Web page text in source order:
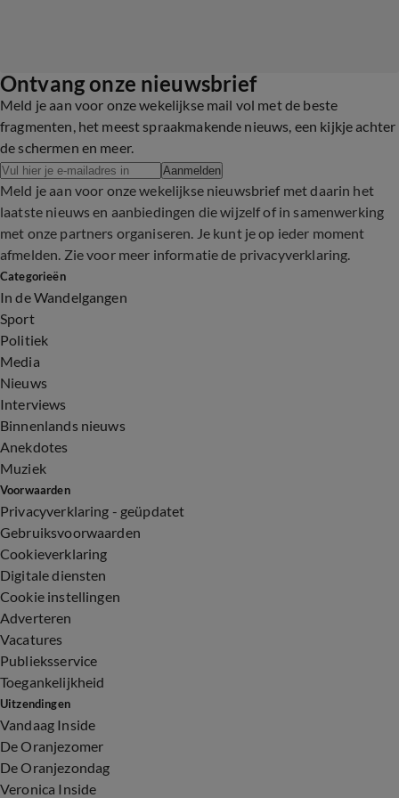
Ontvang onze nieuwsbrief
Meld je aan voor onze wekelijkse mail vol met de beste
fragmenten, het meest spraakmakende nieuws, een kijkje achter
de schermen en meer.
Aanmelden
Meld je aan voor onze wekelijkse nieuwsbrief met daarin het
laatste nieuws en aanbiedingen die wijzelf of in samenwerking
met onze partners organiseren. Je kunt je op ieder moment
afmelden. Zie voor meer informatie de privacyverklaring.
Categorieën
In de Wandelgangen
Sport
Politiek
Media
Nieuws
Interviews
Binnenlands nieuws
Anekdotes
Muziek
Voorwaarden
Privacyverklaring - geüpdatet
Gebruiksvoorwaarden
Cookieverklaring
Digitale diensten
Cookie instellingen
Adverteren
Vacatures
Publieksservice
Toegankelijkheid
Uitzendingen
Vandaag Inside
De Oranjezomer
De Oranjezondag
Veronica Inside